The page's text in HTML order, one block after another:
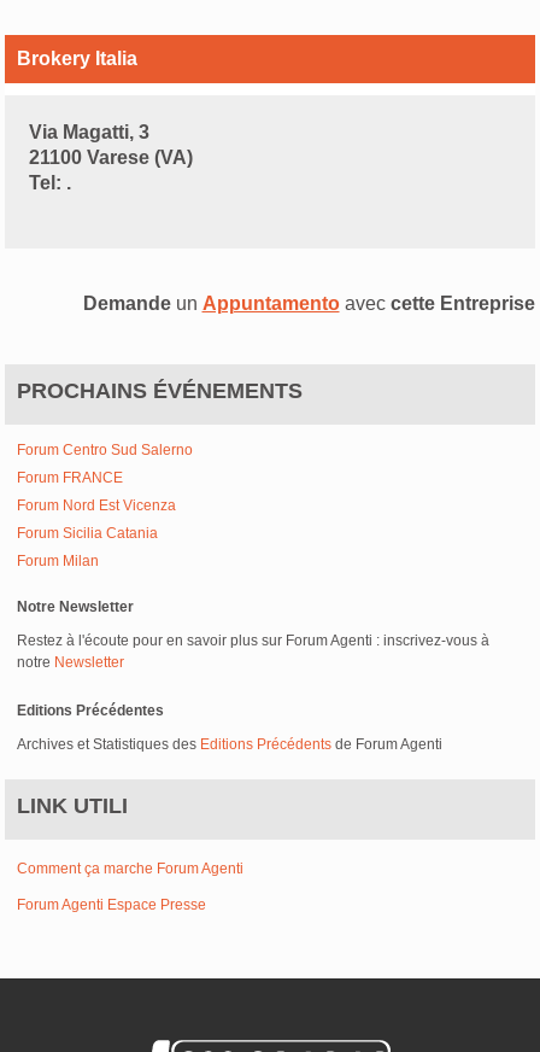
Brokery Italia
Via Magatti, 3
21100 Varese (VA)
Tel: .
Demandeun Appuntamentoavec cette Entreprise
PROCHAINS ÉVÉNEMENTS
Forum Centro Sud Salerno
Forum FRANCE
Forum Nord Est Vicenza
Forum Sicilia Catania
Forum Milan
Notre Newsletter
Restez à l'écoute pour en savoir plus sur Forum Agenti : inscrivez-vous à
notre Newsletter
Editions Précédentes
Archives et Statistiques des Editions Précédents de Forum Agenti
LINK UTILI
Comment ça marche Forum Agenti
Forum Agenti Espace Presse